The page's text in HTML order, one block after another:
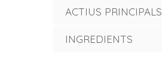
ACTIUS PRINCIPALS
INGREDIENTS